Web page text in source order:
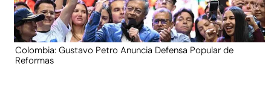
Colombia: Gustavo Petro Anuncia Defensa Popular de
Reformas